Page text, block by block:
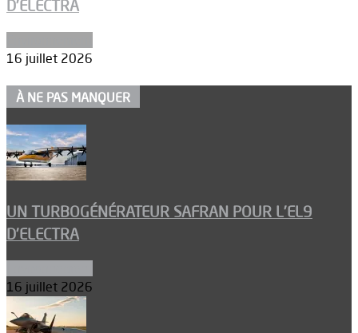
D’ELECTRA
16 juillet 2026
À NE PAS MANQUER
UN TURBOGÉNÉRATEUR SAFRAN POUR L’EL9
D’ELECTRA
16 juillet 2026